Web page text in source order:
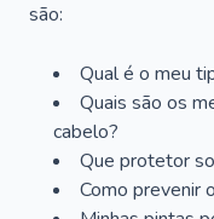
são:
Qual é o meu
Quais são os
cabelo?
Que protetor
Como prevenir